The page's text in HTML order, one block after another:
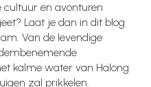
cultuur en avonturen
Laat je dan in dit blog
Van de levendige
kalme water van Halong
zal prikkelen.